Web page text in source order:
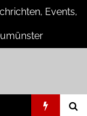
Events,
aus